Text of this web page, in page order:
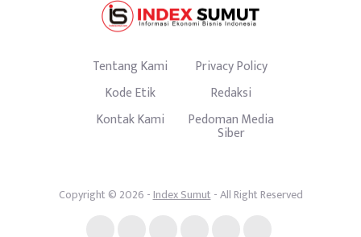
Tentang Kami
Privacy Policy
Kode Etik
Redaksi
Kontak Kami
Pedoman Media
Siber
Copyright © 2026 -Index Sumut- All Right Reserved